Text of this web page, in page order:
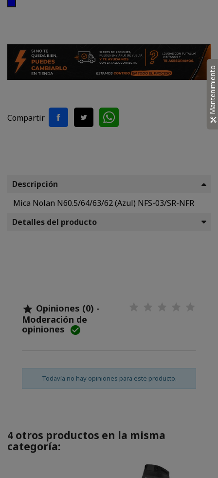
Compartir
Descripción
Mica Nolan N60.5/64/63/62 (Azul) NFS-03/SR-NFR
Detalles del producto
 Opiniones (0) -
Moderación de
opiniones 
Todavía no hay opiniones para este producto.
4 otros productos en la misma
categoría:
Mantenimiento